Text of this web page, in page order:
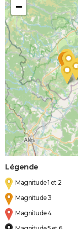
−
Légende
Magnitude 1 et 2
Magnitude 3
Magnitude 4